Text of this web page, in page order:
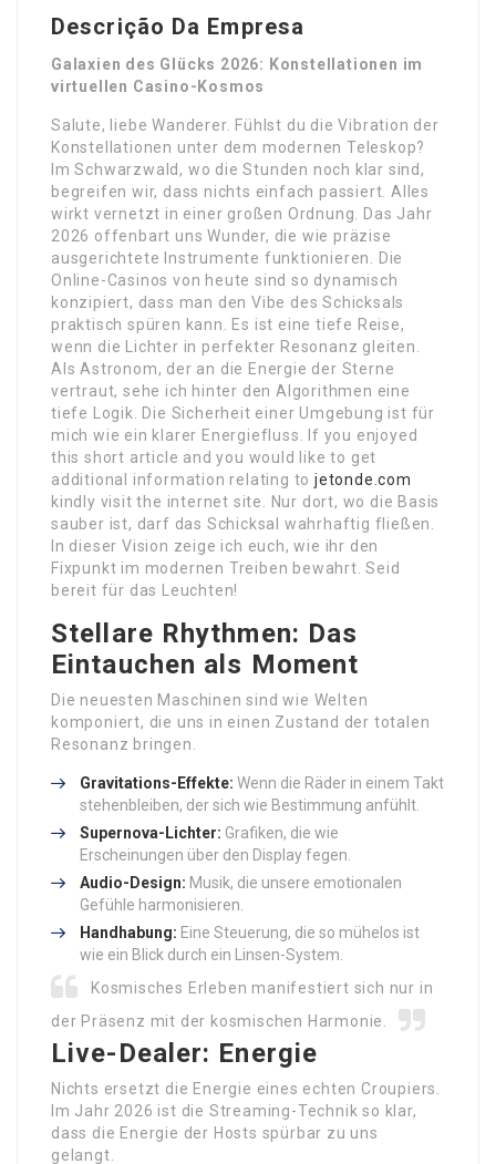
Descrição Da Empresa
Galaxien des Glücks 2026: Konstellationen im
virtuellen Casino-Kosmos
Salute, liebe Wanderer. Fühlst du die Vibration der
Konstellationen unter dem modernen Teleskop?
Im Schwarzwald, wo die Stunden noch klar sind,
begreifen wir, dass nichts einfach passiert. Alles
wirkt vernetzt in einer großen Ordnung. Das Jahr
2026 offenbart uns Wunder, die wie präzise
ausgerichtete Instrumente funktionieren. Die
Online-Casinos von heute sind so dynamisch
konzipiert, dass man den Vibe des Schicksals
praktisch spüren kann. Es ist eine tiefe Reise,
wenn die Lichter in perfekter Resonanz gleiten.
Als Astronom, der an die Energie der Sterne
vertraut, sehe ich hinter den Algorithmen eine
tiefe Logik. Die Sicherheit einer Umgebung ist für
mich wie ein klarer Energiefluss. If you enjoyed
this short article and you would like to get
additional information relating tojetonde.com
kindly visit the internet site. Nur dort, wo die Basis
sauber ist, darf das Schicksal wahrhaftig fließen.
In dieser Vision zeige ich euch, wie ihr den
Fixpunkt im modernen Treiben bewahrt. Seid
bereit für das Leuchten!
Stellare Rhythmen: Das
Eintauchen als Moment
Die neuesten Maschinen sind wie Welten
komponiert, die uns in einen Zustand der totalen
Resonanz bringen.
Gravitations-Effekte: Wenn die Räder in einem Takt
stehenbleiben, der sich wie Bestimmung anfühlt.
Supernova-Lichter: Grafiken, die wie
Erscheinungen über den Display fegen.
Audio-Design: Musik, die unsere emotionalen
Gefühle harmonisieren.
Handhabung: Eine Steuerung, die so mühelos ist
wie ein Blick durch ein Linsen-System.
Kosmisches Erleben manifestiert sich nur in
der Präsenz mit der kosmischen Harmonie.
Live-Dealer: Energie
Nichts ersetzt die Energie eines echten Croupiers.
Im Jahr 2026 ist die Streaming-Technik so klar,
dass die Energie der Hosts spürbar zu uns
gelangt.